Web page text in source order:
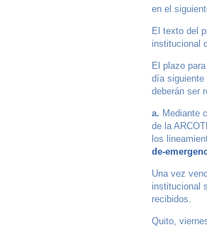
en el
El texto del
institucional
El plazo
día siguiente
deberán ser
a. Mediante
de la
los
de-
Una vez
institucional
recibidos.
Quito,